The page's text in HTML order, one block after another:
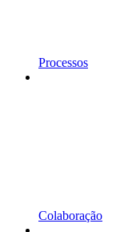
Processos
Colaboração